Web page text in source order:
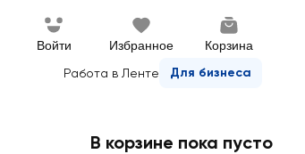
Войти Избранное Корзина
Работа в Ленте Для бизнеса
В корзине пока пусто